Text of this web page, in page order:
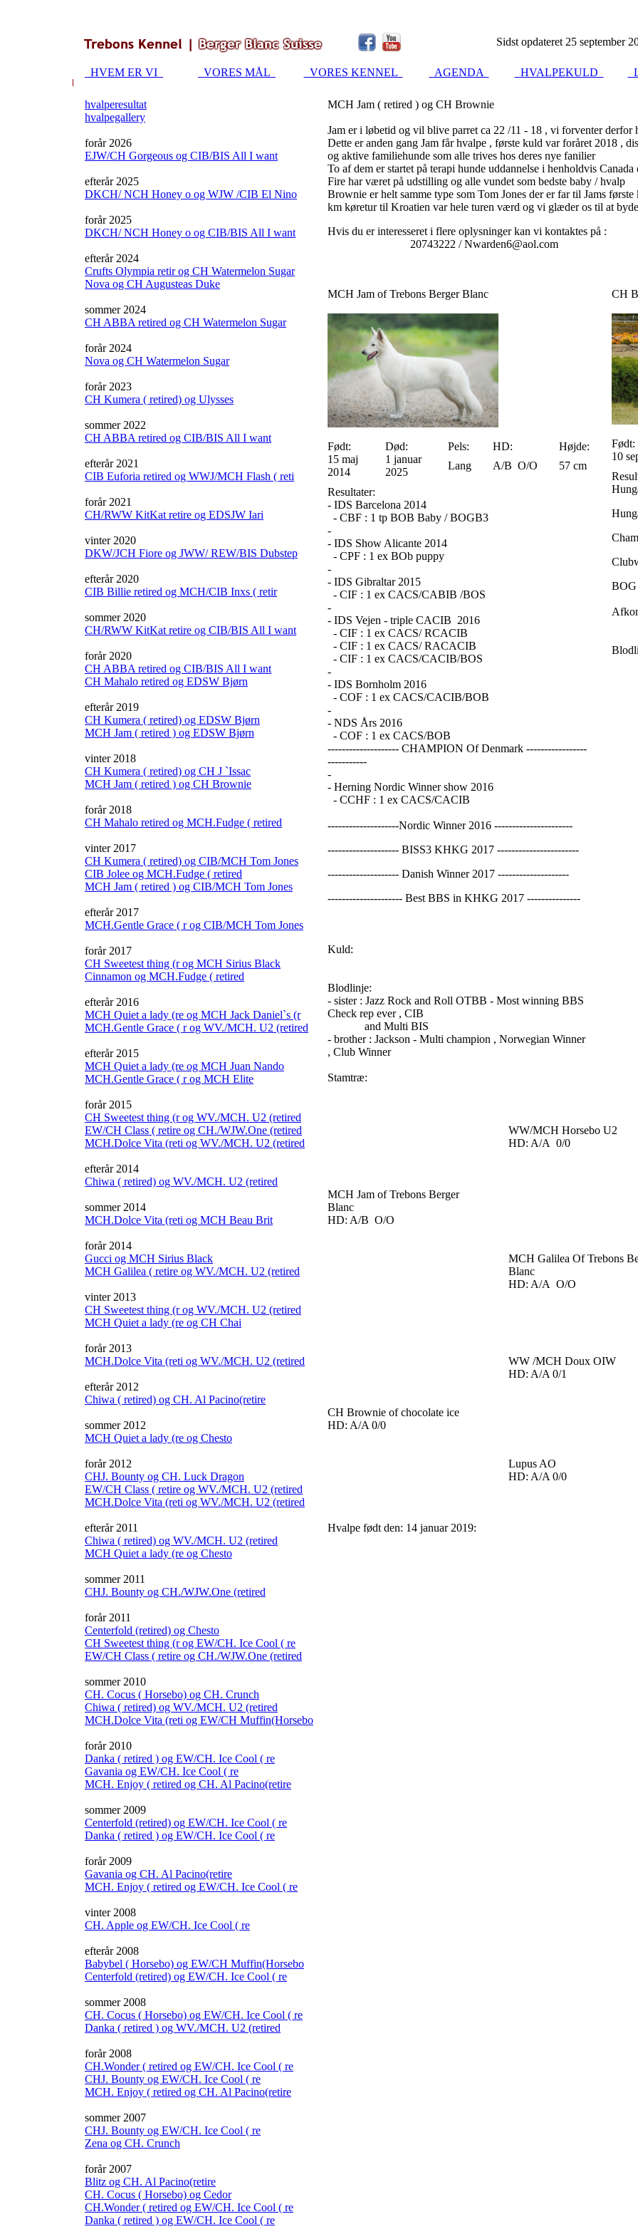
Sidst opdateret 25 september
HVEM ER VI VORES MÅL VORES KENNEL AGENDA HVALPEKULD
hvalperesultat
hvalpegallery
forår 2026
EJW/CH Gorgeous og CIB/BIS All I want
efterår 2025
DKCH/ NCH Honey o og WJW /CIB El Nino
forår 2025
DKCH/ NCH Honey o og CIB/BIS All I want
efterår 2024
Crufts Olympia retir og CH Watermelon Sugar
Nova og CH Augusteas Duke
sommer 2024
CH ABBA retired og CH Watermelon Sugar
forår 2024
Nova og CH Watermelon Sugar
forår 2023
CH Kumera ( retired) og Ulysses
sommer 2022
CH ABBA retired og CIB/BIS All I want
efterår 2021
CIB Euforia retired og WWJ/MCH Flash ( reti
forår 2021
CH/RWW KitKat retire og EDSJW Iari
vinter 2020
DKW/JCH Fiore og JWW/ REW/BIS Dubstep
efterår 2020
CIB Billie retired og MCH/CIB Inxs ( retir
sommer 2020
CH/RWW KitKat retire og CIB/BIS All I want
forår 2020
CH ABBA retired og CIB/BIS All I want
CH Mahalo retired og EDSW Bjørn
efterår 2019
CH Kumera ( retired) og EDSW Bjørn
MCH Jam ( retired ) og EDSW Bjørn
vinter 2018
CH Kumera ( retired) og CH J `Issac
MCH Jam ( retired ) og CH Brownie
forår 2018
CH Mahalo retired og MCH.Fudge ( retired
vinter 2017
CH Kumera ( retired) og CIB/MCH Tom Jones
CIB Jolee og MCH.Fudge ( retired
MCH Jam ( retired ) og CIB/MCH Tom Jones
efterår 2017
MCH.Gentle Grace ( r og CIB/MCH Tom Jones
forår 2017
CH Sweetest thing (r og MCH Sirius Black
Cinnamon og MCH.Fudge ( retired
efterår 2016
MCH Quiet a lady (re og MCH Jack Daniel`s (r
MCH.Gentle Grace ( r og WV./MCH. U2 (retired
efterår 2015
MCH Quiet a lady (re og MCH Juan Nando
MCH.Gentle Grace ( r og MCH Elite
forår 2015
CH Sweetest thing (r og WV./MCH. U2 (retired
EW/CH Class ( retire og CH./WJW.One (retired
MCH.Dolce Vita (reti og WV./MCH. U2 (retired
efterår 2014
Chiwa ( retired) og WV./MCH. U2 (retired
sommer 2014
MCH.Dolce Vita (reti og MCH Beau Brit
forår 2014
Gucci og MCH Sirius Black
MCH Galilea ( retire og WV./MCH. U2 (retired
vinter 2013
CH Sweetest thing (r og WV./MCH. U2 (retired
MCH Quiet a lady (re og CH Chai
forår 2013
MCH.Dolce Vita (reti og WV./MCH. U2 (retired
efterår 2012
Chiwa ( retired) og CH. Al Pacino(retire
sommer 2012
MCH Quiet a lady (re og Chesto
forår 2012
CHJ. Bounty og CH. Luck Dragon
EW/CH Class ( retire og WV./MCH. U2 (retired
MCH.Dolce Vita (reti og WV./MCH. U2 (retired
efterår 2011
Chiwa ( retired) og WV./MCH. U2 (retired
MCH Quiet a lady (re og Chesto
sommer 2011
CHJ. Bounty og CH./WJW.One (retired
forår 2011
Centerfold (retired) og Chesto
CH Sweetest thing (r og EW/CH. Ice Cool ( re
EW/CH Class ( retire og CH./WJW.One (retired
sommer 2010
CH. Cocus ( Horsebo) og CH. Crunch
Chiwa ( retired) og WV./MCH. U2 (retired
MCH.Dolce Vita (reti og EW/CH Muffin(Horsebo
forår 2010
Danka ( retired ) og EW/CH. Ice Cool ( re
Gavania og EW/CH. Ice Cool ( re
MCH. Enjoy ( retired og CH. Al Pacino(retire
sommer 2009
Centerfold (retired) og EW/CH. Ice Cool ( re
Danka ( retired ) og EW/CH. Ice Cool ( re
forår 2009
Gavania og CH. Al Pacino(retire
MCH. Enjoy ( retired og EW/CH. Ice Cool ( re
vinter 2008
CH. Apple og EW/CH. Ice Cool ( re
efterår 2008
Babybel ( Horsebo) og EW/CH Muffin(Horsebo
Centerfold (retired) og EW/CH. Ice Cool ( re
sommer 2008
CH. Cocus ( Horsebo) og EW/CH. Ice Cool ( re
Danka ( retired ) og WV./MCH. U2 (retired
forår 2008
CH.Wonder ( retired og EW/CH. Ice Cool ( re
CHJ. Bounty og EW/CH. Ice Cool ( re
MCH. Enjoy ( retired og CH. Al Pacino(retire
sommer 2007
CHJ. Bounty og EW/CH. Ice Cool ( re
Zena og CH. Crunch
forår 2007
Blitz og CH. Al Pacino(retire
CH. Cocus ( Horsebo) og Cedor
CH.Wonder ( retired og EW/CH. Ice Cool ( re
Danka ( retired ) og EW/CH. Ice Cool ( re
MCH Jam ( retired ) og CH Brownie
Jam er i løbetid og vil blive parret ca 22 /11 - 18 , vi forventer derfor
Dette er anden gang Jam får hvalpe , første kuld var foråret 2018 ,
og aktive familiehunde som alle trives hos deres nye fanilier
To af dem er startet på terapi hunde uddannelse i henholdvis
Fire har været på udstilling og alle vundet som bedste baby / hvalp
Brownie er helt samme type som Tom Jones der er far til Jams
km køretur til Kroatien var hele turen værd og vi glæder os til at
Hvis du er interesseret i flere oplysninger kan vi kontaktes på :
20743222 / Nwarden6@aol.com
MCH Jam of Trebons Berger Blanc
Født: Død: Pels: HD:
Højde:
15 maj
2014
1 januar
2025
Lang A/B O/O 57 cm
Resultater:
- IDS Barcelona 2014
- CBF : 1 tp BOB Baby / BOGB3
-
- IDS Show Alicante 2014
- CPF : 1 ex BOb puppy
-
- IDS Gibraltar 2015
- CIF : 1 ex CACS/CABIB /BOS
-
- IDS Vejen - triple CACIB 2016
- CIF : 1 ex CACS/ RCACIB
- CIF : 1 ex CACS/ RACACIB
- CIF : 1 ex CACS/CACIB/BOS
-
- IDS Bornholm 2016
- COF : 1 ex CACS/CACIB/BOB
-
- NDS Års 2016
- COF : 1 ex CACS/BOB
-------------------- CHAMPION Of Denmark -----------------
-----------
-
- Herning Nordic Winner show 2016
- CCHF : 1 ex CACS/CACIB
--------------------Nordic Winner 2016 ----------------------
-------------------- BISS3 KHKG 2017 -----------------------
-------------------- Danish Winner 2017 --------------------
--------------------- Best BBS in KHKG 2017 ---------------
Kuld:
Blodlinje:
- sister : Jazz Rock and Roll OTBB - Most winning BBS
Check rep ever , CIB
and Multi BIS
- brother : Jackson - Multi champion , Norwegian Winner
, Club Winner
CH
Født:
10
Stamtræ:
WW/MCH Horsebo U2
HD: A/A 0/0
MCH Jam of Trebons Berger
Blanc
HD: A/B O/O
MCH Galilea Of Trebons
Blanc
HD: A/A O/O
WW /MCH Doux OIW
HD: A/A 0/1
CH Brownie of chocolate ice
HD: A/A 0/0
Lupus AO
HD: A/A 0/0
Hvalpe født den: 14 januar 2019: